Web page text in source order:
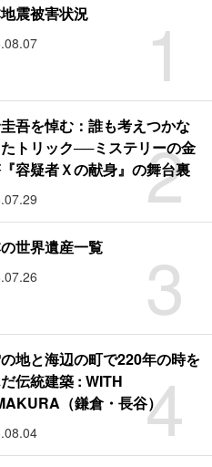
1
震被害状況
2
吾を悼む：誰も考えつかな
トリック──ミステリーの金
容疑者Ｘの献身』の舞台裏
3
世界遺産一覧
4
地と海辺の町で220年の時を
伝統建築 : WITH
（鎌倉・長谷）